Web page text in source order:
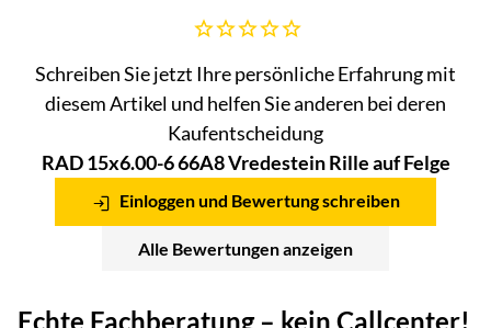
Noch keine Bewertungen abgegeben
Schreiben Sie jetzt Ihre persönliche Erfahrung mit
diesem Artikel und helfen Sie anderen bei deren
Kaufentscheidung
RAD 15x6.00-6 66A8 Vredestein Rille auf Felge
Einloggen und Bewertung schreiben
Alle Bewertungen anzeigen
Echte Fachberatung – kein Callcenter!